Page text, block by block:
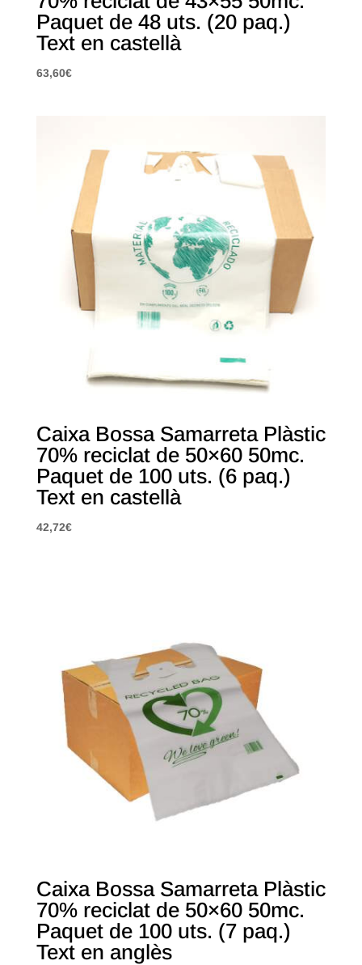
Paquet de 48 uts. (20 paq.)
Text en castellà
63,60€
Caixa Bossa Samarreta Plàstic
70% reciclat de 50×60 50mc.
Paquet de 100 uts. (6 paq.)
Text en castellà
42,72€
Caixa Bossa Samarreta Plàstic
70% reciclat de 50×60 50mc.
Paquet de 100 uts. (7 paq.)
Text en anglès